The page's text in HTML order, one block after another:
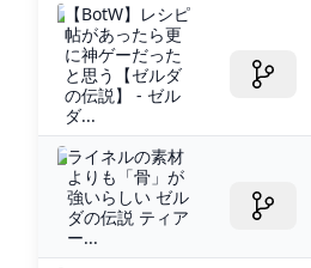
【BotW】レシピ
帖があったら更
に神ゲーだった
と思う【ゼルダ
の伝説】 - ゼル
ダ...
ライネルの素材
よりも「骨」が
強いらしい ゼル
ダの伝説 ティア
ー...